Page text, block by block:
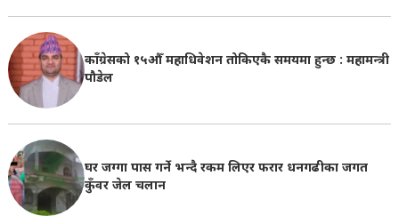
काँग्रेसको १५औँ महाधिवेशन तोकिएकै समयमा हुन्छ : महामन्त्री
पौडेल
घर जग्गा पास गर्ने भन्दै रकम लिएर फरार धनगढीका जगत
कुँवर जेल चलान